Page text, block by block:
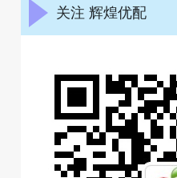
关注 辉煌优配